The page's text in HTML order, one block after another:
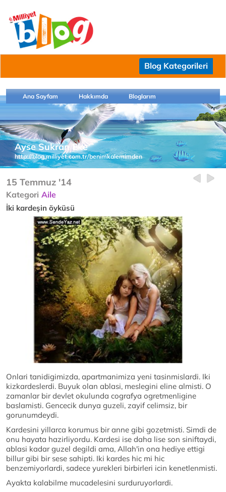
Blog Kategorileri
Ana Sayfam Hakkımda Bloglarım
Ayse Sukran Eke
http://blog.milliyet.com.tr/benimkalemimden
15 Temmuz '14
Kategori Aile
İki kardeşin öyküsü
Onlari tanidigimizda, apartmanimiza yeni tasinmislardi. Iki
kizkardeslerdi. Buyuk olan ablasi, meslegini eline almisti. O
zamanlar bir devlet okulunda cografya ogretmenligine
baslamisti. Gencecik dunya guzeli, zayif celimsiz, bir
gorunumdeydi.
Kardesini yillarca korumus bir anne gibi gozetmisti. Simdi de
onu hayata hazirliyordu. Kardesi ise daha lise son siniftaydi,
ablasi kadar guzel degildi ama, Allah'in ona hediye ettigi
billur gibi bir sese sahipti. Iki kardes hic mi hic
benzemiyorlardi, sadece yurekleri birbirleri icin kenetlenmisti.
Ayakta kalabilme mucadelesini surduruyorlardi.